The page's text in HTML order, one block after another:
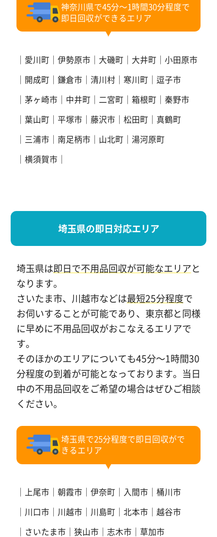
神奈川県で45分～1時間30分程度で
即日回収ができるエリア
愛川町 伊勢原市 大磯町 大井町
小田原市
開成町
鎌倉市 清川村 寒川町
逗子市
茅ヶ崎市
中井町 二宮町 箱根町
秦野市
葉山町
平塚市 藤沢市 松田町
真鶴町
三浦市
南足柄市 山北町
湯河原町
横須賀市
埼玉県の即日対応エリア
埼玉県は即日で不用品回収が可能なエリアと
なります。
さいたま市、川越市などは最短25分程度で
お伺いすることが可能であり、東京都と同様
に早めに不用品回収がおこなえるエリアで
す。
そのほかのエリアについても45分～1時間30
分程度の到着が可能となっております。当日
中の不用品回収をご希望の場合はぜひご相談
ください。
埼玉県で25分程度で即日回収がで
きるエリア
上尾市 朝霞市 伊奈町 入間市
桶川市
川口市
川越市 川島町 北本市
越谷市
さいたま市
狭山市 志木市 草加市